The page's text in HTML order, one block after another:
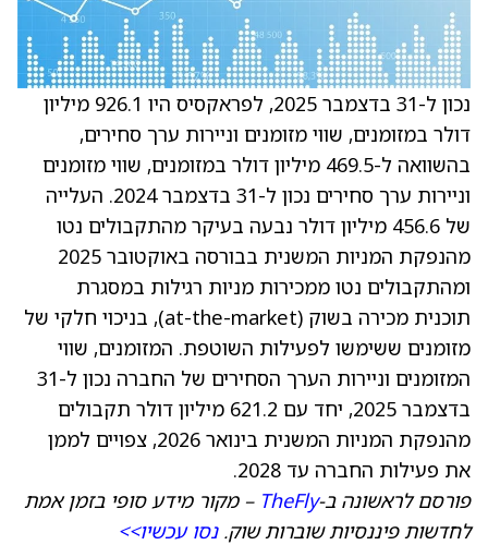
נכון ל-31 בדצמבר 2025, לפראקסיס היו 926.1 מיליון
דולר במזומנים, שווי מזומנים וניירות ערך סחירים,
בהשוואה ל-469.5 מיליון דולר במזומנים, שווי מזומנים
וניירות ערך סחירים נכון ל-31 בדצמבר 2024. העלייה
של 456.6 מיליון דולר נבעה בעיקר מהתקבולים נטו
מהנפקת המניות המשנית בבורסה באוקטובר 2025
ומהתקבולים נטו ממכירות מניות רגילות במסגרת
תוכנית מכירה בשוק (at-the-market), בניכוי חלקי של
מזומנים ששימשו לפעילות השוטפת. המזומנים, שווי
המזומנים וניירות הערך הסחירים של החברה נכון ל-31
בדצמבר 2025, יחד עם 621.2 מיליון דולר תקבולים
מהנפקת המניות המשנית בינואר 2026, צפויים לממן
את פעילות החברה עד 2028.
פורסם לראשונה ב-TheFly – מקור מידע סופי בזמן אמת
לחדשות פיננסיות שוברות שוק.נסו עכשיו>>